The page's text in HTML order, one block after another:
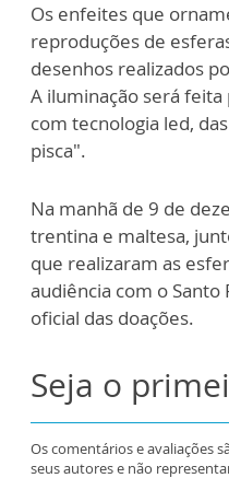
Os enfeites que
reproduções de
desenhos realizados
A iluminação será
com tecnologia led,
pisca".
Na manhã de 9 de
trentina e maltesa,
que realizaram as
audiência com o Santo
oficial das doações.
Seja o
Os comentários e avaliações
seus autores e não